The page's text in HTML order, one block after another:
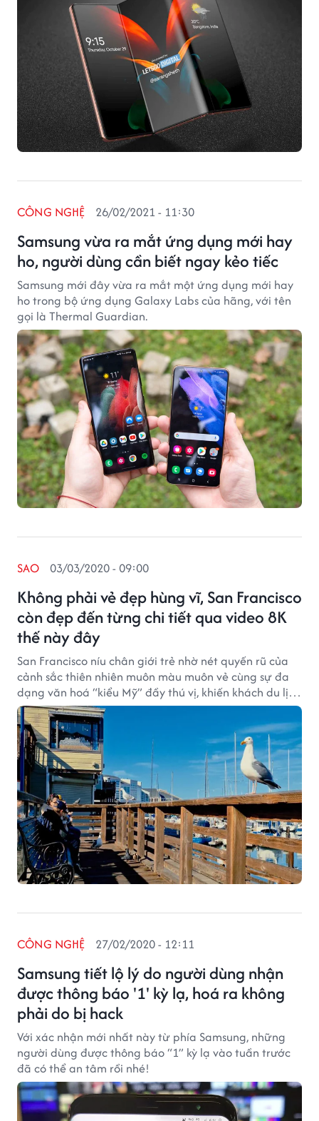
Samsung vừa ra mắt ứng dụng mới hay
ho, người dùng cần biết ngay kẻo tiếc
CÔNG NGHỆ 26/02/2021 - 11:30
Samsung mới đây vừa ra mắt một ứng dụng mới hay
ho trong bộ ứng dụng Galaxy Labs của hãng, với tên
gọi là Thermal Guardian.
Không phải vẻ đẹp hùng vĩ, San Francisco
còn đẹp đến từng chi tiết qua video 8K
thế này đây
SAO 03/03/2020 - 09:00
San Francisco níu chân giới trẻ nhờ nét quyến rũ của
cảnh sắc thiên nhiên muôn màu muôn vẻ cùng sự đa
dạng văn hoá “kiểu Mỹ” đầy thú vị, khiến khách du lịch
cứ muốn lưu giữ mãi từng khoảnh khắc được khám
phá thành phố ánh sáng lộng lẫy này.
Samsung tiết lộ lý do người dùng nhận
được thông báo '1' kỳ lạ, hoá ra không
phải do bị hack
CÔNG NGHỆ 27/02/2020 - 12:11
Với xác nhận mới nhất này từ phía Samsung, những
người dùng được thông báo “1” kỳ lạ vào tuần trước
đã có thể an tâm rồi nhé!